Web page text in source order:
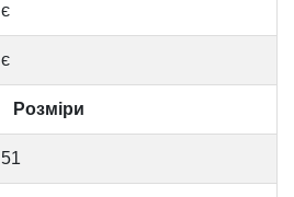
є
є
Розміри
51